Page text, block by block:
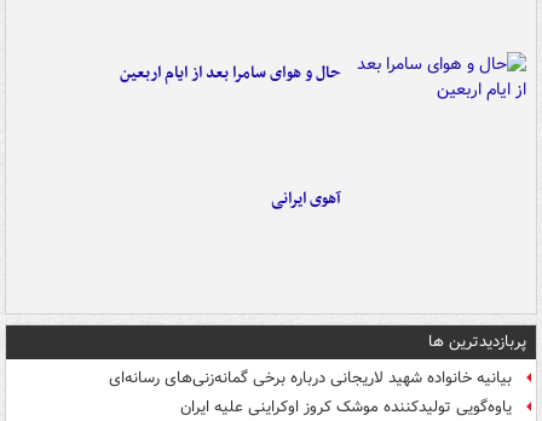
حال و هوای سامرا بعد از ایام اربعین
آهوی ایرانی
پربازدیدترین ها
بیانیه خانواده شهید لاریجانی درباره برخی گمانه‌زنی‌های رسانه‌ای
یاوه‌گویی تولیدکننده موشک کروز اوکراینی علیه ایران